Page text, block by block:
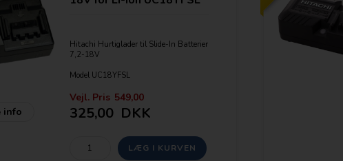
info
Hitachi Hurtiglader til Slide-In Batterier
7,2-18V
Model UC18YFSL
90watt 3,5Ah
Erstatter UC18YRSL
Vejl. Pris 549,00
325,00DKK